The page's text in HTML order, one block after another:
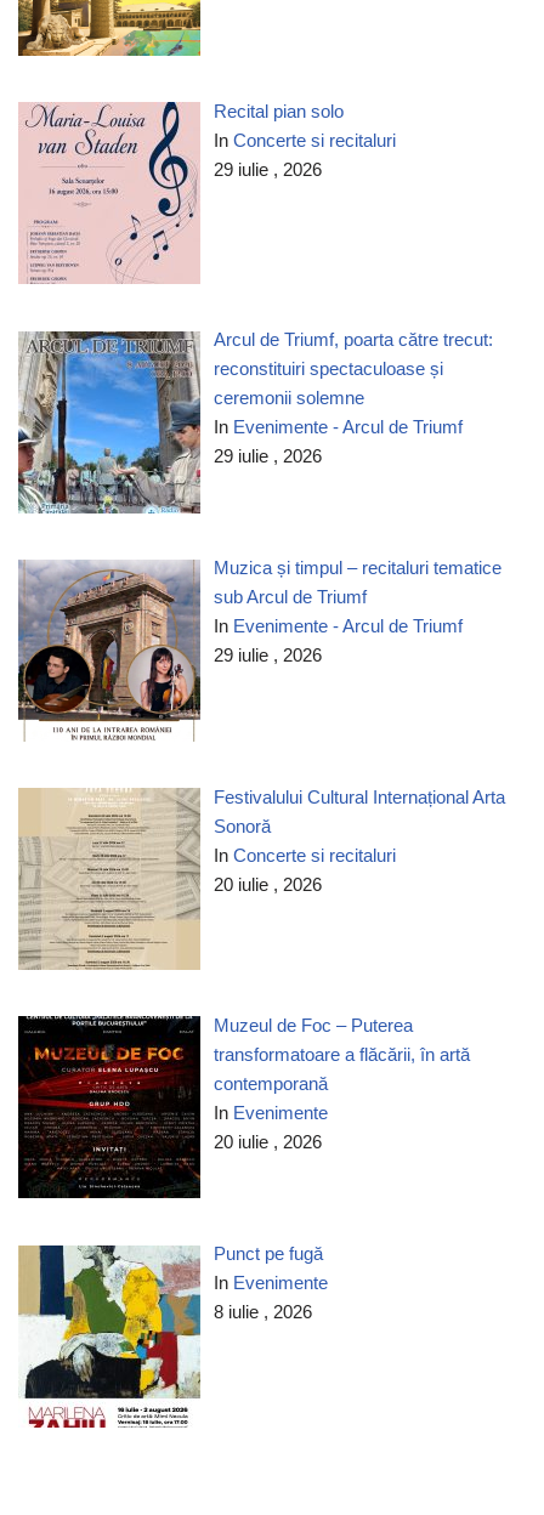
Recital pian solo
InConcerte si recitaluri
29 iulie , 2026
Arcul de Triumf, poarta către trecut:
reconstituiri spectaculoase și
ceremonii solemne
In Evenimente - Arcul de Triumf
29 iulie , 2026
Muzica și timpul – recitaluri tematice
sub Arcul de Triumf
In Evenimente - Arcul de Triumf
29 iulie , 2026
Festivalului Cultural Internațional Arta
Sonoră
InConcerte si recitaluri
20 iulie , 2026
Muzeul de Foc – Puterea
transformatoare a flăcării, în artă
contemporană
In Evenimente
20 iulie , 2026
Punct pe fugă
In Evenimente
8 iulie , 2026